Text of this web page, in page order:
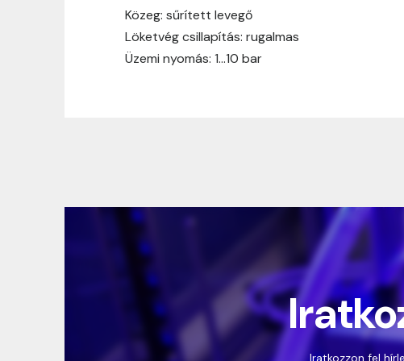
Közeg: sűrített levegő
Löketvég csillapítás: rugalmas
Üzemi nyomás: 1…10 bar
Iratkozzon fel